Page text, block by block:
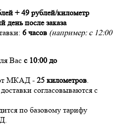
+ 49 рублей/километр
день после заказа
6 часов (например: с 12:00
Вас с 10:00 до
от МКАД - 25 километров.
согласовываются с
по базовому тарифу